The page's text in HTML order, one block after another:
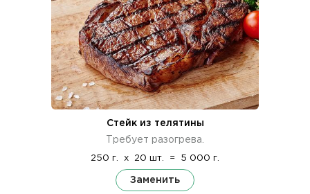
Стейк из телятины
Требует разогрева.
250 г. x 20 шт. = 5 000 г.
Заменить